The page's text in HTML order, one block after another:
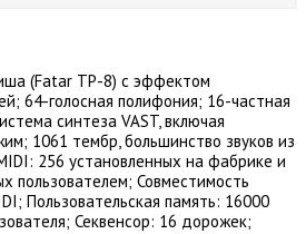
(Fatar TP-8) с эффектом
64-голосная полифония; 16-частная
синтеза VAST, включая
1061 тембр, большинство звуков из
256 установленных на фабрике и
пользователем; Совместимость
Пользовательская память: 16000
Секвенсор: 16 дорожек;